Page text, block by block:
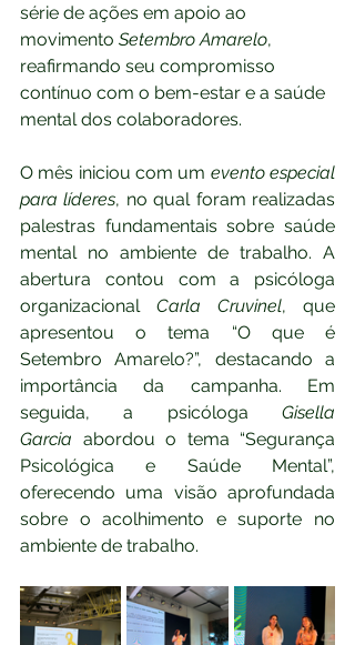
série de ações em apoio ao
movimento Setembro Amarelo,
reafirmando seu compromisso
contínuo com o bem-estar e a saúde
mental dos colaboradores.
O mês iniciou com um evento especial
para líderes, no qual foram realizadas
palestras fundamentais sobre saúde
mental no ambiente de trabalho. A
abertura contou com a psicóloga
organizacional Carla Cruvinel, que
apresentou o tema “O que é
Setembro Amarelo?”, destacando a
importância da campanha. Em
seguida, a psicóloga Gisella
Garcia abordou o tema “Segurança
Psicológica e Saúde Mental”,
oferecendo uma visão aprofundada
sobre o acolhimento e suporte no
ambiente de trabalho.